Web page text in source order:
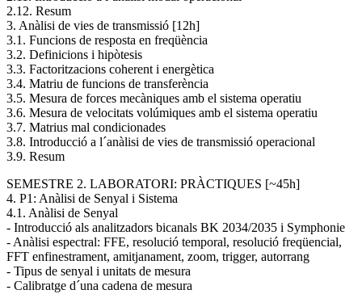
2.12. Resum
3. Anàlisi de vies de transmissió [12h]
3.1. Funcions de resposta en freqüència
3.2. Definicions i hipòtesis
3.3. Factoritzacions coherent i energètica
3.4. Matriu de funcions de transferència
3.5. Mesura de forces mecàniques amb el sistema operatiu
3.6. Mesura de velocitats volúmiques amb el sistema operatiu
3.7. Matrius mal condicionades
3.8. Introducció a l´anàlisi de vies de transmissió operacional
3.9. Resum
SEMESTRE 2. LABORATORI: PRÀCTIQUES [~45h]
4. P1: Anàlisi de Senyal i Sistema
4.1. Anàlisi de Senyal
- Introducció als analitzadors bicanals BK 2034/2035 i Symphonie
- Anàlisi espectral: FFE, resolució temporal, resolució freqüencial,
FFT enfinestrament, amitjanament, zoom, trigger, autorrang
- Tipus de senyal i unitats de mesura
- Calibratge d´una cadena de mesura